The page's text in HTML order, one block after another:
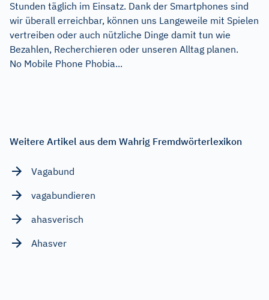
Stunden täglich im Einsatz. Dank der Smartphones sind
wir überall erreichbar, können uns Langeweile mit Spielen
vertreiben oder auch nützliche Dinge damit tun wie
Bezahlen, Recherchieren oder unseren Alltag planen.
No Mobile Phone Phobia...
Weitere Artikel aus dem Wahrig Fremdwörterlexikon
Vagabund
vagabundieren
ahasverisch
Ahasver